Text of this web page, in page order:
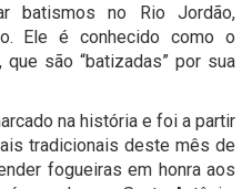
batismos no Rio Jordão,
Ele é conhecido como o
são “batizadas” por sua
na história e foi a partir
tradicionais deste mês de
fogueiras em honra aos